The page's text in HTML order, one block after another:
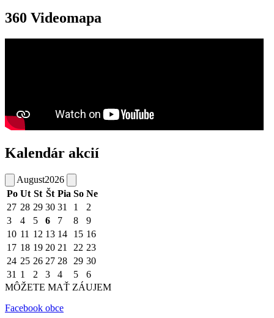
360 Videomapa
Kalendár akcií
August2026
Po Ut St Št Pia So Ne
27 28 29 30 31 1
2
3
4 5 6 7 8
9
10 11 12 13 14 15 16
17 18 19 20 21 22 23
24 25 26 27 28 29 30
31 1 2 3 4 5
6
MÔŽETE MAŤ ZÁUJEM
Facebook obce